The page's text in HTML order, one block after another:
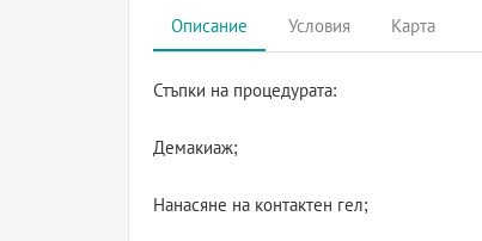
Описание Условия Карта
Стъпки на процедурата:
Демакиаж;
Нанасяне на контактен гел;